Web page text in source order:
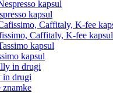
kapsul
Caffitaly, K-fee kapsul
kapsul
drugi
znamke